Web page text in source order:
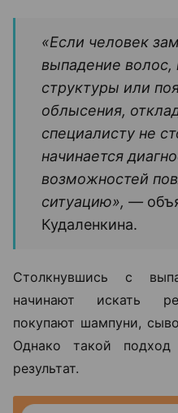
«Если человек
выпадение волос,
структуры или
облысения,
специалисту не
начинается
возможностей
ситуацию», —
Кудаленкина.
Столкнувшись с
начинают искать
покупают шампуни,
Однако такой
результат.